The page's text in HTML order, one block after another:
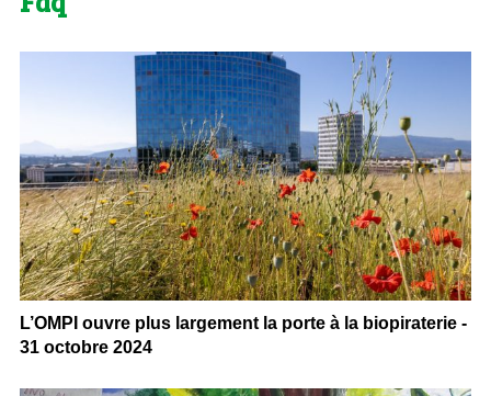
L’OMPI ouvre plus largement la porte à la biopiraterie -
31 octobre 2024